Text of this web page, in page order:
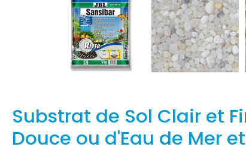
Substrat de Sol Clair et
Douce ou d'Eau de Mer